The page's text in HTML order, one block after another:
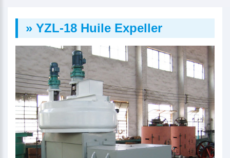
» YZL-18 Huile Expeller